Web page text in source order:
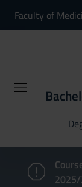
Faculty of